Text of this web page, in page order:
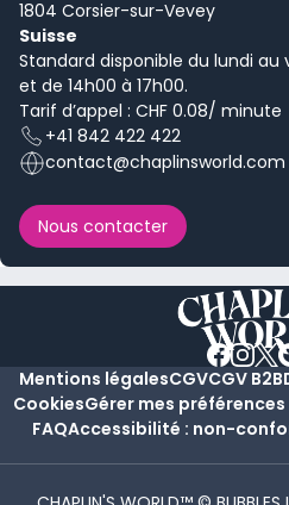
1804 Corsier-sur-Vevey
Suisse
Standard disponible du lundi au
et de 14h00 à 17h00.
Tarif d’appel : CHF 0.08/ minute
+41 842 422 422
contact@chaplinsworld.com
Nous contacter
Mentions légalesCGVCGV B2B
CookiesGérer mes
FAQAccessibilité : non-